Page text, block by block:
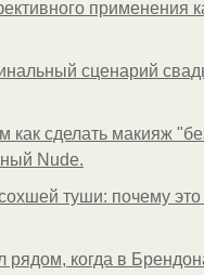
применения
сценарий
как сделать макияж
Nude.
туши: почему это
рядом, когда в